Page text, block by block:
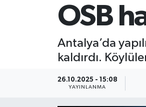
OSB
Antalya’da
kaldırdı.
26.10.2025 - 15:08
YAYINLANMA
Ekonomi
Süper Lig Puan Durumu ve
Tüm Manşetler